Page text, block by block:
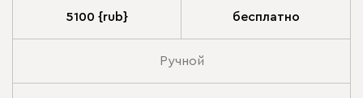
5100 {rub} бесплатно
Ручной